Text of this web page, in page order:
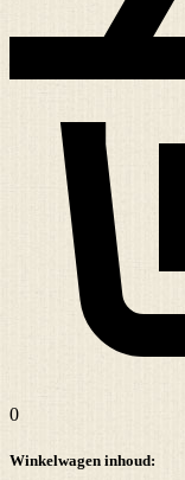
0
Winkelwagen inhoud: